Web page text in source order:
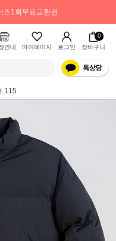
즈1회무료교환권
안내 마이페이지 로그인
0
장바구니
115